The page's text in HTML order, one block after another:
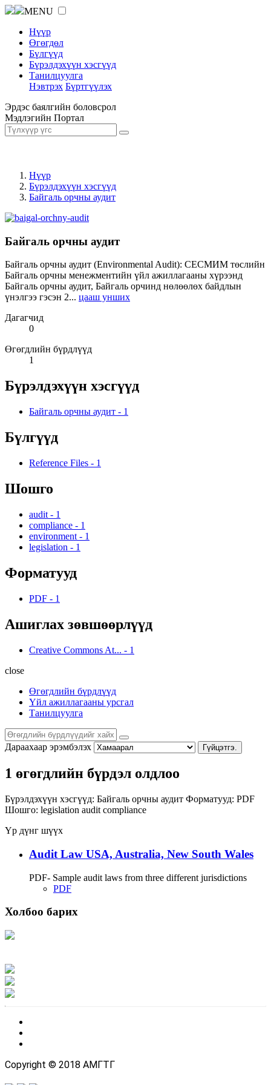
MENU
Нүүр
Өгөгдөл
Бүлгүүд
Бүрэлдэхүүн хэсгүүд
Танилцуулга
Нэвтрэх Бүртгүүлэх
Эрдэс баялгийн боловсрол
Мэдлэгийн Портал
Нүүр
Бүрэлдэхүүн хэсгүүд
Байгаль орчны аудит
Байгаль орчны аудит
Байгаль орчны аудит (Environmental Audit): СЕСМИМ төслийн
Байгаль орчны менежментийн үйл ажиллагааны хүрээнд
Байгаль орчны аудит, Байгаль орчинд нөлөөлөх байдлын
үнэлгээ гэсэн 2... цааш унших
Дагагчид
0
Өгөгдлийн бүрдлүүд
1
Бүрэлдэхүүн хэсгүүд
Байгаль орчны аудит - 1
Бүлгүүд
Reference Files - 1
Шошго
audit - 1
compliance - 1
environment - 1
legislation - 1
Форматууд
PDF - 1
Ашиглах зөвшөөрлүүд
Creative Commons At... - 1
close
Өгөгдлийн бүрдлүүд
Үйл ажиллагааны урсгал
Танилцуулга
Дараахаар эрэмбэлэх Гүйцэтгэ.
1 өгөгдлийн бүрдэл олдлоо
Бүрэлдэхүүн хэсгүүд: Байгаль орчны аудит Форматууд: PDF
Шошго: legislation audit compliance
Үр дүнг шүүх
Audit Law USA, Australia, New South Wales
PDF- Sample audit laws from three different jurisdictions
PDF
Холбоо барих
Copyright © 2018 АМГТГ